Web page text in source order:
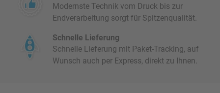
Modernste Technik vom Druck bis zur
Endverarbeitung sorgt für Spitzenqualität.
Schnelle Lieferung
Schnelle Lieferung mit Paket-Tracking, auf
Wunsch auch per Express, direkt zu Ihnen.